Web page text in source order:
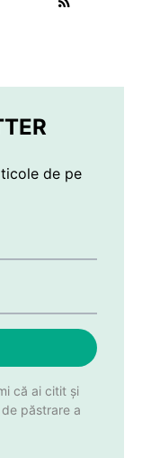
de pe
că ai citit și
păstrare a